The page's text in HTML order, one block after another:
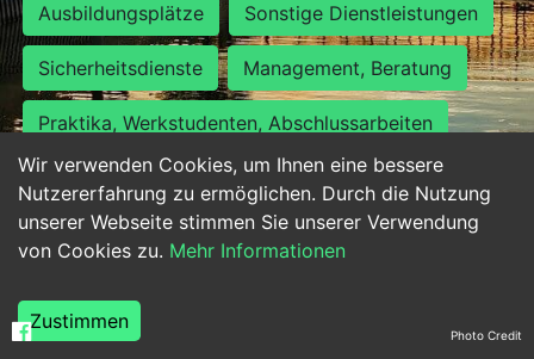
Wir verwenden Cookies, um Ihnen eine bessere
Nutzererfahrung zu ermöglichen. Durch die Nutzung
unserer Webseite stimmen Sie unserer Verwendung
von Cookies zu. Mehr Informationen
Zustimmen
Ausbildungsplätze Sonstige Dienstleistungen
Sicherheitsdienste Management, Beratung
Praktika, Werkstudenten, Abschlussarbeiten
Personalwesen Assistenz, Sekretariat
Hilfskräfte, Aushilfs- und Nebenjobs
Weiterbildung, Studium, duale Ausbildung Photo Credit